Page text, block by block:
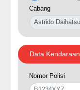
Cabang
Data Kendaraan
Nomor Polisi